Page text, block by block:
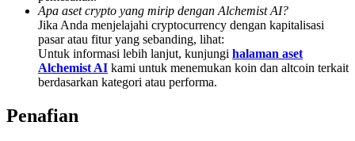
Exclusive for BitMart Users
Register & Trade to Win 500,000 USDT
Precious Metals Trading Carnival
Apa aset crypto yang mirip dengan Alchemist AI?
Jika Anda menjelajahi cryptocurrency dengan kapitalisasi
pasar atau fitur yang sebanding, lihat:
Untuk informasi lebih lanjut, kunjungi halaman aset
Alchemist AI kami untuk menemukan koin dan altcoin terkait
berdasarkan kategori atau performa.
Penafian